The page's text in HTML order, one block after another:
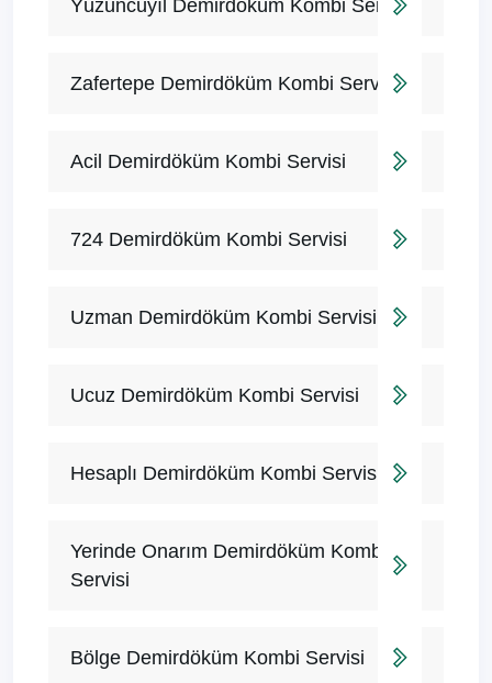
Yüzüncüyıl Demirdöküm Kombi Servisi
Zafertepe Demirdöküm Kombi Servisi
Acil Demirdöküm Kombi Servisi
724 Demirdöküm Kombi Servisi
Uzman Demirdöküm Kombi Servisi
Ucuz Demirdöküm Kombi Servisi
Hesaplı Demirdöküm Kombi Servisi
Yerinde Onarım Demirdöküm Kombi
Servisi
Bölge Demirdöküm Kombi Servisi